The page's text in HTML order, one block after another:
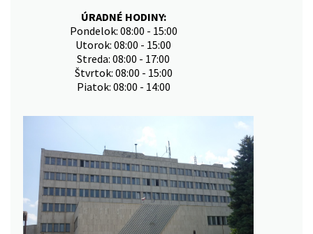
ÚRADNÉ HODINY:
Pondelok: 08:00 - 15:00
Utorok: 08:00 - 15:00
Streda: 08:00 - 17:00
Štvrtok: 08:00 - 15:00
Piatok: 08:00 - 14:00